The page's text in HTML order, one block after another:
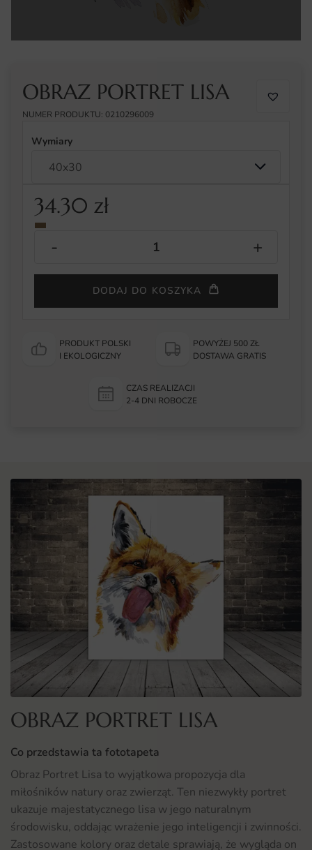
OBRAZ PORTRET LISA
NUMER PRODUKTU: 0210296009
Wymiary
34.30 zł
DODAJ DO KOSZYKA
PRODUKT POLSKI
I EKOLOGICZNY
POWYŻEJ 500 ZŁ
DOSTAWA GRATIS
CZAS REALIZACJI
2-4 DNI ROBOCZE
OBRAZ PORTRET LISA
Co przedstawia ta fototapeta
Obraz Portret Lisa to wyjątkowa propozycja dla
miłośników natury oraz zwierząt. Ten niezwykły portret
ukazuje majestatycznego lisa w jego naturalnym
środowisku, oddając wrażenie jego inteligencji i zwinności.
Zastosowane kolory oraz detale sprawiają, że wygląda on